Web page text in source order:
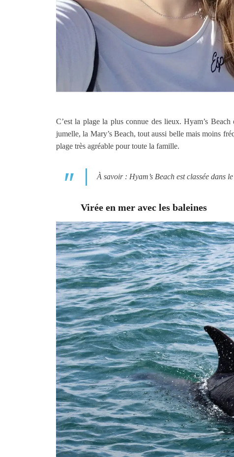
C’est la plage la plus connue des lieux. Hyam’s
jumelle, la Mary’s Beach, tout aussi belle mais moins
plage très agréable pour toute la famille.
À savoir : Hyam’s Beach est classée dans
Virée en mer avec les baleines